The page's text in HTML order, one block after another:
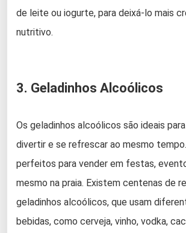
de leite ou iogurte, para deixá-lo mais
nutritivo.
3. Geladinhos Alcoólicos
Os geladinhos alcoólicos são ideais
divertir e se refrescar ao mesmo
perfeitos para vender em festas,
mesmo na praia. Existem centenas de
geladinhos alcoólicos, que usam
bebidas, como cerveja, vinho, vodka,